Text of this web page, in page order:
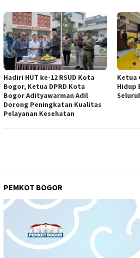
Hadiri HUT ke-12 RSUD Kota
Bogor, Ketua DPRD Kota
Bogor Adityawarman Adil
Dorong Peningkatan Kualitas
Pelayanan Kesehatan
Ketua
Hidup
PEMKOT BOGOR